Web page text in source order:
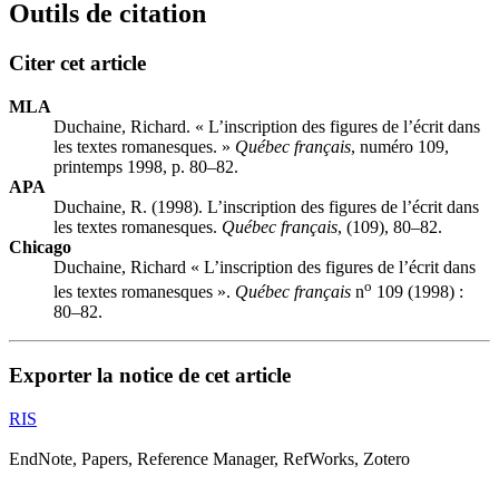
Outils de citation
Citer cet article
MLA
Duchaine, Richard. « L’inscription des figures de l’écrit dans
les textes romanesques. » Québec français, numéro 109,
printemps 1998, p. 80–82.
APA
Duchaine, R. (1998). L’inscription des figures de l’écrit dans
les textes romanesques. Québec français, (109), 80–82.
Chicago
Duchaine, Richard « L’inscription des figures de l’écrit dans
les textes romanesques ». Québec français no 109 (1998) :
80–82.
Exporter la notice de cet article
RIS
EndNote, Papers, Reference Manager, RefWorks, Zotero